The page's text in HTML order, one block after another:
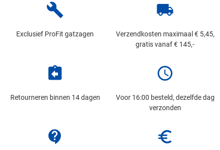
build
Exclusief ProFit gatzagen
local_shipping
Verzendkosten maximaal € 5,45,
gratis vanaf € 145,-
assignment_return
Retourneren binnen 14 dagen
schedule
Voor 16:00 besteld, dezelfde dag
verzonden
contact_support euro_symbol